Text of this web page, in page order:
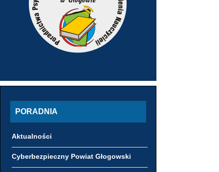
PORADNIA
Aktualności
Cyberbezpieczny Powiat Głogowski